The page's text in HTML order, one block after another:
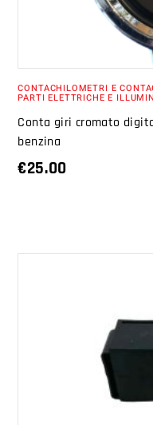
CONTACHILOMETRI E
PARTI ELETTRICHE E
Conta giri cromato
benzina
€25.00